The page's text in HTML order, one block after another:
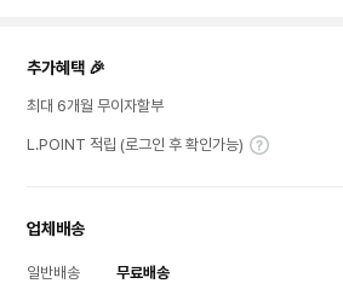
추가혜택 🎉
최대 6개월 무이자할부
L.POINT 적립 (로그인 후 확인가능)
업체배송
일반배송 무료배송